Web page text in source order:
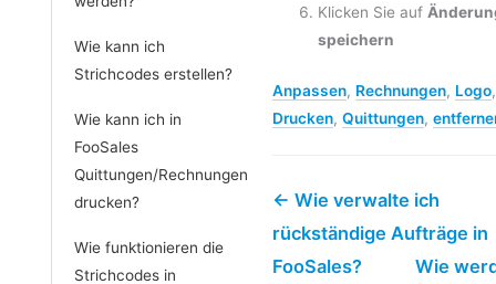
Wie kann ich
Strichcodes erstellen?
Wie kann ich in
FooSales
Quittungen/Rechnungen
drucken?
Wie funktionieren die
Strichcodes in
Klicken Sie auf
speichern
Anpassen, Rechnungen, Logo,
Drucken, Quittungen,
← Wie verwalte ich
rückständige Aufträge in
FooSales?
Wie